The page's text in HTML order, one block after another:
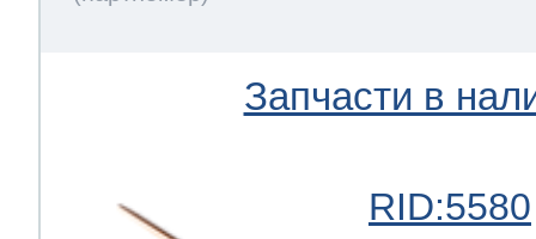
Запчасти в
RID:5580